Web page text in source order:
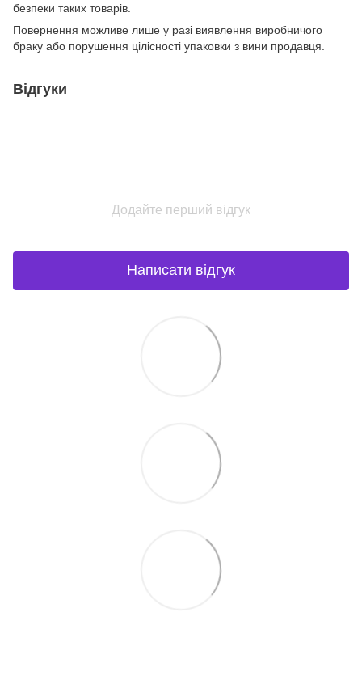
безпеки таких товарів.
Повернення можливе лише у разі виявлення виробничого
браку або порушення цілісності упаковки з вини продавця.
Відгуки
Додайте перший відгук
Написати відгук